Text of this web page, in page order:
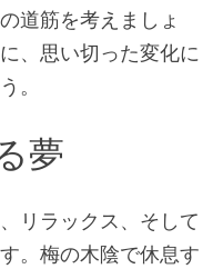
道筋を考えましょ
、思い切った変化に
。
夢
リラックス、そして
。梅の木陰で休息す